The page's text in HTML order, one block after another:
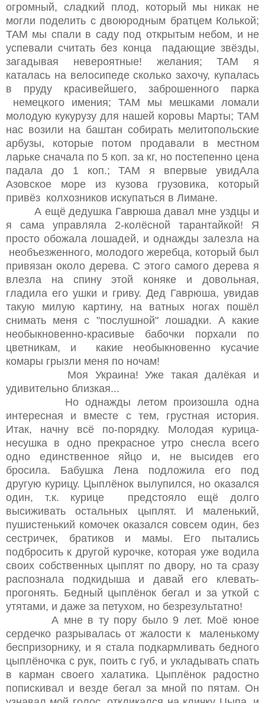
огромный, сладкий плод, который мы никак не
могли поделить с двоюродным братцем Колькой;
ТАМ мы спали в саду под открытым небом, и не
успевали считать без конца падающие звёзды,
загадывая невероятные! желания; ТАМ я
каталась на велосипеде сколько захочу, купалась
в пруду красивейшего, заброшенного парка
немецкого имения; ТАМ мы мешками ломали
молодую кукурузу для нашей коровы Марты; ТАМ
нас возили на баштан собирать мелитопольские
арбузы, которые потом продавали в местном
ларьке сначала по 5 коп. за кг, но постепенно цена
падала до 1 коп.; ТАМ я впервые увидАла
Азовское море из кузова грузовика, который
привёз колхозников искупаться в Лимане.
А ещё дедушка Гаврюша давал мне уздцы и
я сама управляла 2-колёсной тарантайкой! Я
просто обожала лошадей, и однажды залезла на
необъезженного, молодого жеребца, который был
привязан около дерева. С этого самого дерева я
влезла на спину этой коняке и довольная,
гладила его ушки и гриву. Дед Гаврюша, увидав
такую милую картину, на ватных ногах пошёл
снимать меня с "послушной" лошадки. А какие
необыкновенно-красивые бабочки порхали по
цветникам, и какие необыкновенно кусачие
комары грызли меня по ночам!
Моя Украина! Уже такая далёкая и
удивительно близкая...
Но однажды летом произошла одна
интересная и вместе с тем, грустная история.
Итак, начну всё по-порядку. Молодая курица-
несушка в одно прекрасное утро снесла всего
одно единственное яйцо и, не высидев его
бросила. Бабушка Лена подложила его под
другую курицу. Цыплёнок вылупился, но оказался
один, т.к. курице предстояло ещё долго
высиживать остальных цыплят. И маленький,
пушистенький комочек оказался совсем один, без
сестричек, братиков и мамы. Его пытались
подбросить к другой курочке, которая уже водила
своих собственных цыплят по двору, но та сразу
распознала подкидыша и давай его клевать-
прогонять. Бедный цыплёнок бегал и за уткой с
утятами, и даже за петухом, но безрезультатно!
А мне в ту пору было 9 лет. Моё юное
сердечко разрывалась от жалости к маленькому
беспризорнику, и я стала подкармливать бедного
цыплёночка с рук, поить с губ, и укладывать спать
в карман своего халатика. Цыплёнок радостно
попискивал и везде бегал за мной по пятам. Он